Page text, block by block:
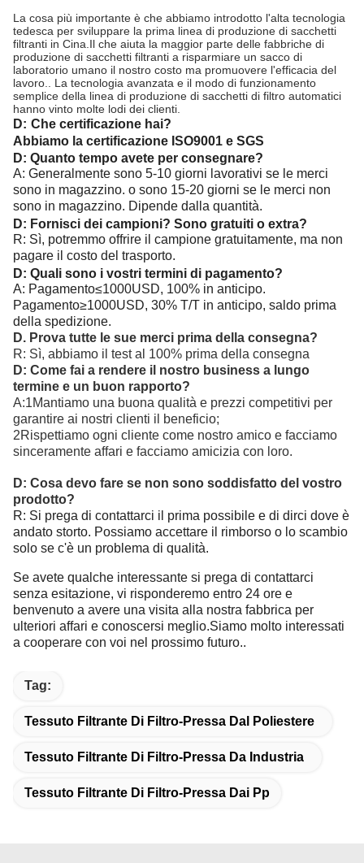
La cosa più importante è che abbiamo introdotto l'alta tecnologia
tedesca per sviluppare la prima linea di produzione di sacchetti
filtranti in Cina.Il che aiuta la maggior parte delle fabbriche di
produzione di sacchetti filtranti a risparmiare un sacco di
laboratorio umano il nostro costo ma promuovere l'efficacia del
lavoro.. La tecnologia avanzata e il modo di funzionamento
semplice della linea di produzione di sacchetti di filtro automatici
hanno vinto molte lodi dei clienti.
D: Che certificazione hai?
Abbiamo la certificazione ISO9001 e SGS
D: Quanto tempo avete per consegnare?
A: Generalmente sono 5-10 giorni lavorativi se le merci
sono in magazzino. o sono 15-20 giorni se le merci non
sono in magazzino. Dipende dalla quantità.
D: Fornisci dei campioni? Sono gratuiti o extra?
R: Sì, potremmo offrire il campione gratuitamente, ma non
pagare il costo del trasporto.
D: Quali sono i vostri termini di pagamento?
A: Pagamento≤1000USD, 100% in anticipo.
Pagamento≥1000USD, 30% T/T in anticipo, saldo prima
della spedizione.
D. Prova tutte le sue merci prima della consegna?
R: Sì, abbiamo il test al 100% prima della consegna
D: Come fai a rendere il nostro business a lungo
termine e un buon rapporto?
A:1Mantiamo una buona qualità e prezzi competitivi per
garantire ai nostri clienti il beneficio;
2Rispettiamo ogni cliente come nostro amico e facciamo
sinceramente affari e facciamo amicizia con loro.
D: Cosa devo fare se non sono soddisfatto del vostro
prodotto?
R: Si prega di contattarci il prima possibile e di dirci dove è
andato storto. Possiamo accettare il rimborso o lo scambio
solo se c'è un problema di qualità.
Se avete qualche interessante si prega di contattarci
senza esitazione, vi risponderemo entro 24 ore e
benvenuto a avere una visita alla nostra fabbrica per
ulteriori affari e conoscersi meglio.Siamo molto interessati
a cooperare con voi nel prossimo futuro..
Tag:
Tessuto Filtrante Di Filtro-Pressa Dal Poliestere
Tessuto Filtrante Di Filtro-Pressa Da Industria
Tessuto Filtrante Di Filtro-Pressa Dai Pp